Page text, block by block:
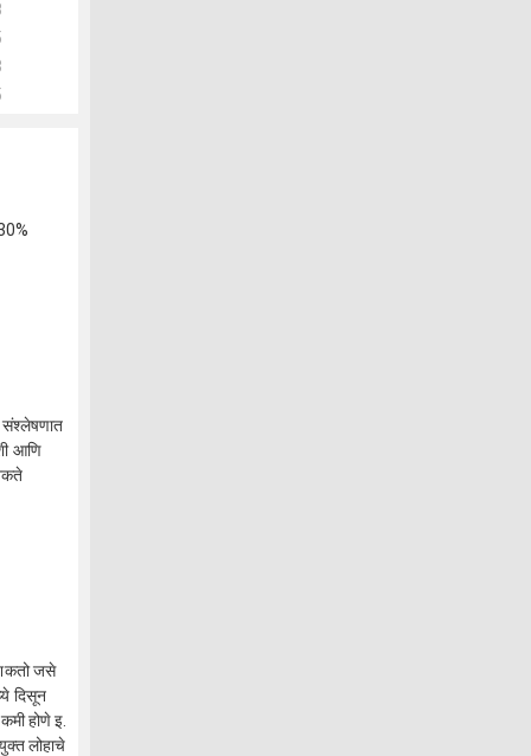
संश्लेषणात
आणि
जसे
दिसून
होणे इ.
लोहाचे